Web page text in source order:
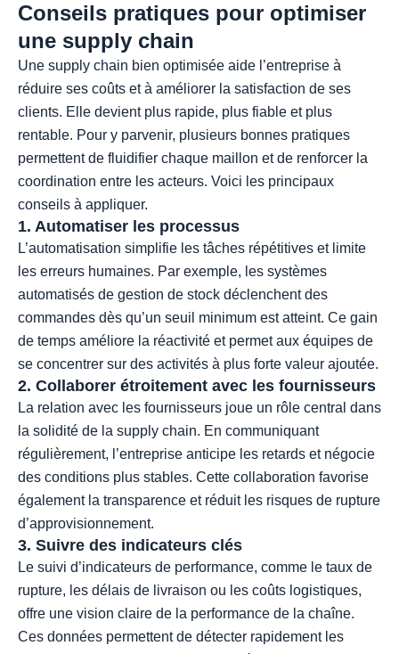
Conseils pratiques pour optimiser
une supply chain
Une supply chain bien optimisée aide l’entreprise à
réduire ses coûts et à améliorer la satisfaction de ses
clients. Elle devient plus rapide, plus fiable et plus
rentable. Pour y parvenir, plusieurs bonnes pratiques
permettent de fluidifier chaque maillon et de renforcer la
coordination entre les acteurs. Voici les principaux
conseils à appliquer.
1. Automatiser les processus
L’automatisation simplifie les tâches répétitives et limite
les erreurs humaines. Par exemple, les systèmes
automatisés de gestion de stock déclenchent des
commandes dès qu’un seuil minimum est atteint. Ce gain
de temps améliore la réactivité et permet aux équipes de
se concentrer sur des activités à plus forte valeur ajoutée.
2. Collaborer étroitement avec les fournisseurs
La relation avec les fournisseurs joue un rôle central dans
la solidité de la supply chain. En communiquant
régulièrement, l’entreprise anticipe les retards et négocie
des conditions plus stables. Cette collaboration favorise
également la transparence et réduit les risques de rupture
d’approvisionnement.
3. Suivre des indicateurs clés
Le suivi d’indicateurs de performance, comme le taux de
rupture, les délais de livraison ou les coûts logistiques,
offre une vision claire de la performance de la chaîne.
Ces données permettent de détecter rapidement les